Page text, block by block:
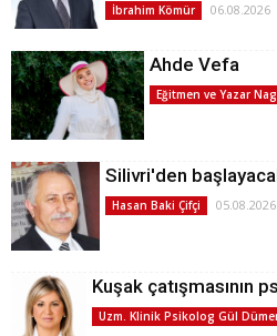
İbrahim Kömür 06.08.2026
Ahde Vefa
Eğitmen ve Yazar
Silivri'den
Hasan Baki Çifçi 05.08.2026
Kuşak çatışmasının
Uzm. Klinik Psikolog Gül